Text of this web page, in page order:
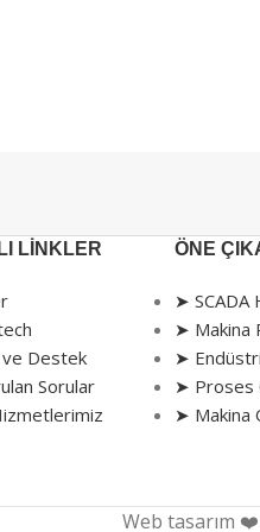
LINKLER
Destek
Sorular
ÖNE
➤ SCADA
➤ Makina
➤
➤ Proses
➤ Makina
Web tasarım ❤️